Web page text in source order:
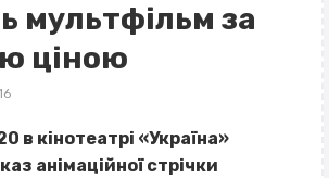
мультфільм за
ціною
в кінотеатрі «Україна»
анімаційної стрічки